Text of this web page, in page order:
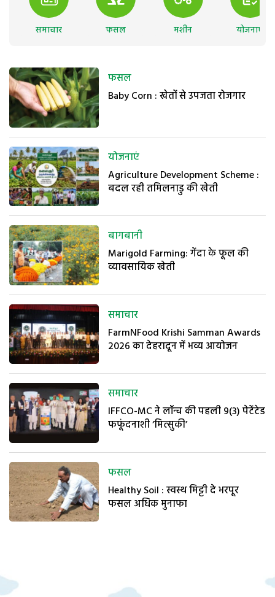
समाचार फसल मशीन योजनाएं
फसल
Baby Corn : खेतों से उपजता रोजगार
योजनाएं
Agriculture Development Scheme :
बदल रही तमिलनाडु की खेती
बागबानी
Marigold Farming: गेंदा के फूल की
व्यावसायिक खेती
समाचार
FarmNFood Krishi Samman Awards
2026 का देहरादून में भव्य आयोजन
समाचार
IFFCO-MC ने लॉन्च की पहली 9(3) पेटेंटेड
फफूंदनाशी ‘मित्सुकी’
फसल
Healthy Soil : स्वस्थ मिट्टी दे भरपूर
फसल अधिक मुनाफा